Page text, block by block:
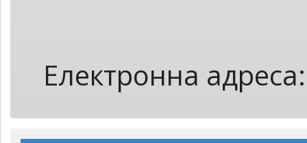
Електронна